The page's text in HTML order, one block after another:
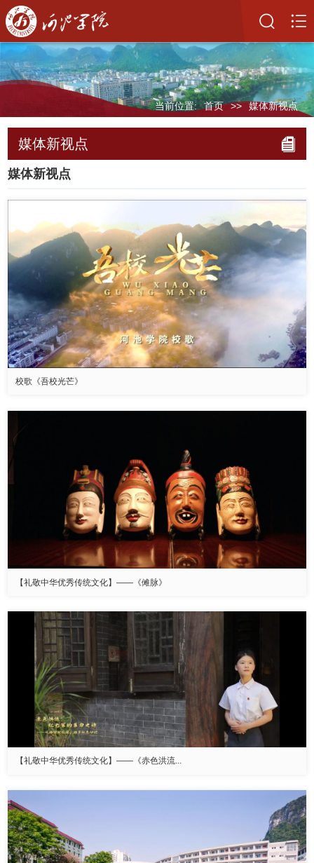
当前位置: 首页 >> 媒体新视点
媒体新视点
媒体新视点
校歌《吾校光芒》
【礼敬中华优秀传统文化】——《傩脉》
【礼敬中华优秀传统文化】——《赤色洪流...